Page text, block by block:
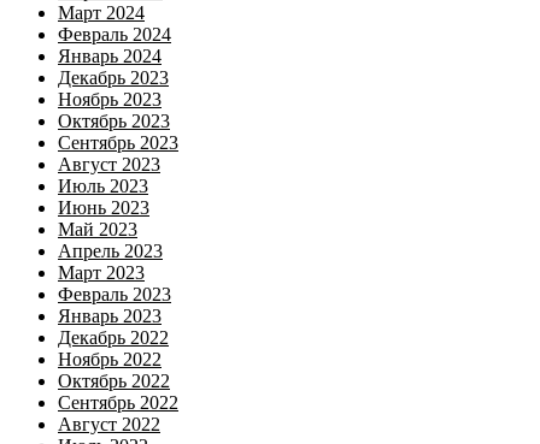
Март 2024
Февраль 2024
Январь 2024
Декабрь 2023
Ноябрь 2023
Октябрь 2023
Сентябрь 2023
Август 2023
Июль 2023
Июнь 2023
Май 2023
Апрель 2023
Март 2023
Февраль 2023
Январь 2023
Декабрь 2022
Ноябрь 2022
Октябрь 2022
Сентябрь 2022
Август 2022